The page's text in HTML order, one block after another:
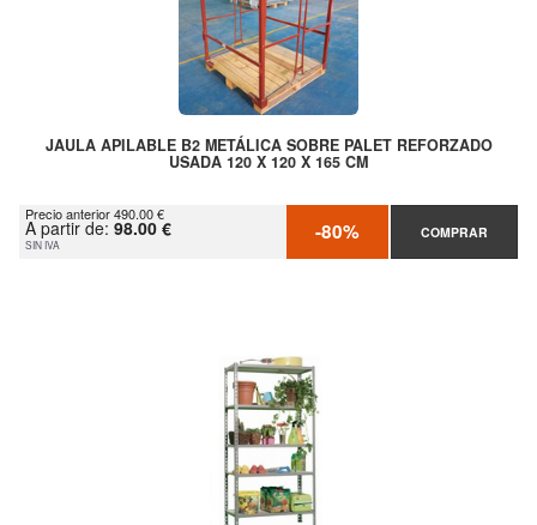
JAULA APILABLE B2 METÁLICA SOBRE PALET REFORZADO
USADA 120 X 120 X 165 CM
Precio anterior 490.00 €
A partir de: 98.00 €
SIN IVA -80% COMPRAR